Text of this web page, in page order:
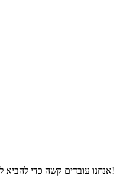
אנחנו עובדים קשה כדי להביא לכם משהו מדהים. הישארו מעודכנים!